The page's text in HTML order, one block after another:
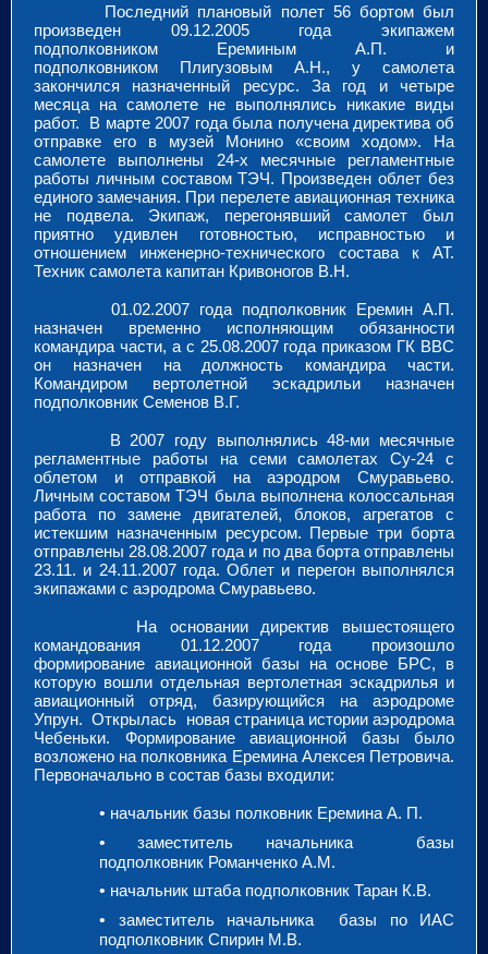
Последний плановый полет 56 бортом был
произведен 09.12.2005 года экипажем
подполковником Ереминым А.П. и
подполковником Плигузовым А.Н., у самолета
закончился назначенный ресурс. За год и четыре
месяца на самолете не выполнялись никакие виды
работ. В марте 2007 года была получена директива об
отправке его в музей Монино «своим ходом». На
самолете выполнены 24-х месячные регламентные
работы личным составом ТЭЧ. Произведен облет без
единого замечания. При перелете авиационная техника
не подвела. Экипаж, перегонявший самолет был
приятно удивлен готовностью, исправностью и
отношением инженерно-технического состава к АТ.
Техник самолета капитан Кривоногов В.Н.
01.02.2007 года подполковник Еремин А.П.
назначен временно исполняющим обязанности
командира части, а с 25.08.2007 года приказом ГК ВВС
он назначен на должность командира части.
Командиром вертолетной эскадрильи назначен
подполковник Семенов В.Г.
В 2007 году выполнялись 48-ми месячные
регламентные работы на семи самолетах Су-24 с
облетом и отправкой на аэродром Смуравьево.
Личным составом ТЭЧ была выполнена колоссальная
работа по замене двигателей, блоков, агрегатов с
истекшим назначенным ресурсом. Первые три борта
отправлены 28.08.2007 года и по два борта отправлены
23.11. и 24.11.2007 года. Облет и перегон выполнялся
экипажами с аэродрома Смуравьево.
На основании директив вышестоящего
командования 01.12.2007 года произошло
формирование авиационной базы на основе БРС, в
которую вошли отдельная вертолетная эскадрилья и
авиационный отряд, базирующийся на аэродроме
Упрун. Открылась новая страница истории аэродрома
Чебеньки. Формирование авиационной базы было
возложено на полковника Еремина Алексея Петровича.
Первоначально в состав базы входили:
• начальник базы полковник Еремина А. П.
•заместитель начальника базы
подполковник Романченко А.М.
• начальник штаба подполковник Таран К.В.
• заместитель начальника базы по ИАС
подполковник Спирин М.В.